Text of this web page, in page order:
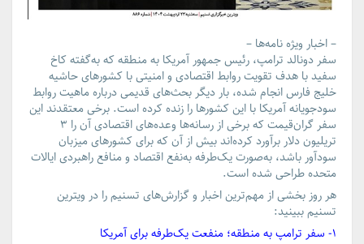
– اخبار ویژه نامه‌ها –
سفر دونالد ترامپ، رئیس جمهور آمریکا به منطقه که به‌گفته کاخ
سفید با هدف تقویت روابط اقتصادی و امنیتی با کشورهای حاشیه
خلیج فارس انجام شده، بار دیگر بحث‌های قدیمی درباره ماهیت روابط
سودجویانه آمریکا با این کشورها را زنده کرده است. برخی معتقدند این
سفر گران‌قیمت که برخی از رسانه‌ها وعده‌های اقتصادی آن را ۳
تریلیون دلار برآورد کرده‌اند بیش از آن که برای کشورهای میزبان
سودآور باشد، به‌صورت یک‌طرفه به‌نفع اقتصاد و منافع راهبردی ایالات
متحده طراحی شده است.
هر روز بخشی از مهم‌تریناخبار و گزارش‌های تسنیم را در ویترین
تسنیم ببینید:
۱- سفر ترامپ به منطقه؛ منفعت یک‌طرفه برای آمریکا